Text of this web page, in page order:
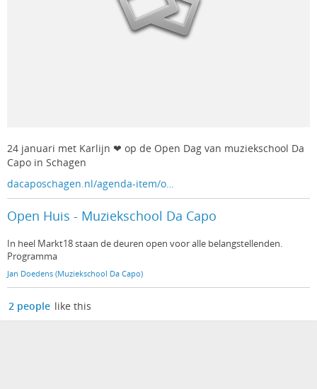
24 januari met Karlijn ❤ op de Open Dag van muziekschool Da
Capo in Schagen
dacaposchagen.nl/agenda-item/o…
Open Huis - Muziekschool Da Capo
In heel Markt18 staan de deuren open voor alle belangstellenden.
Programma
Jan Doedens (Muziekschool Da Capo)
2 people like this